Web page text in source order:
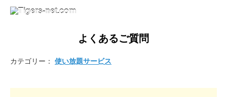
よくあるご質問
カテゴリー： 使い放題サービス